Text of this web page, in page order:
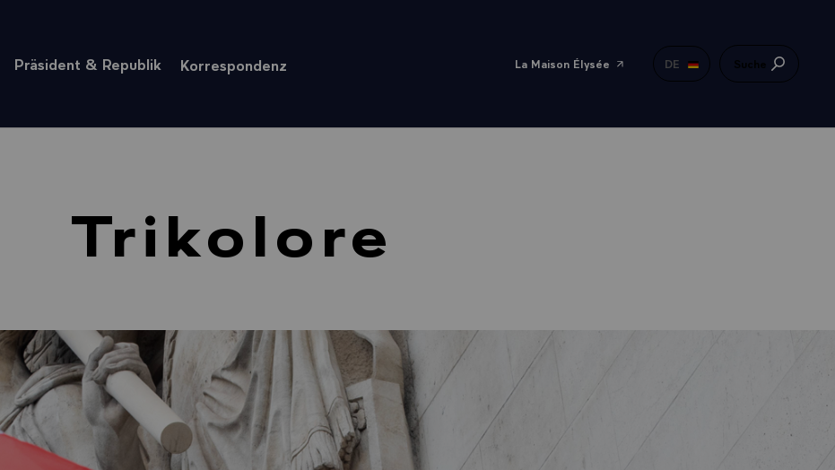
Präsident & Republik Korrespondenz La Maison Élysée DE Suche
Trikolore